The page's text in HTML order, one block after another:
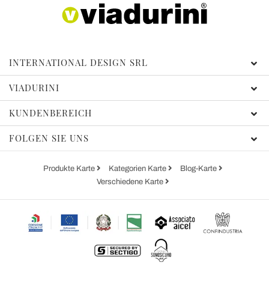
INTERNATIONAL DESIGN SRL
VIADURINI
KUNDENBEREICH
FOLGEN SIE UNS
Produkte Karte Kategorien Karte
Blog-Karte
Verschiedene Karte